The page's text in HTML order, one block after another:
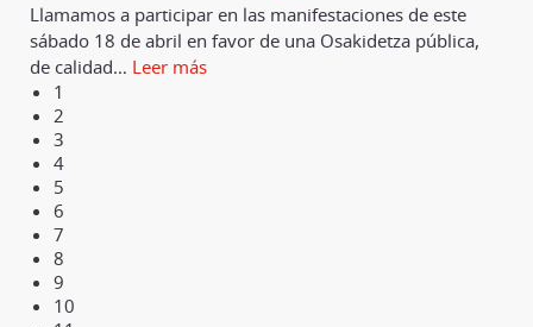
Llamamos a participar en las manifestaciones de este
sábado 18 de abril en favor de una Osakidetza pública,
de calidad… Leer más
1
2
3
4
5
6
7
8
9
10